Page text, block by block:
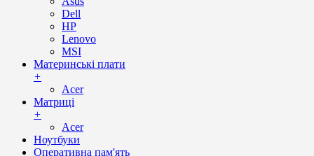
Dell
HP
Lenovo
MSI
Материнські плати
+
Acer
Матриці
+
Acer
Ноутбуки
Оперативна пам'ять